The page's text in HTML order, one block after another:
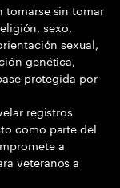
tomarse sin tomar
sexo,
sexual,
genética,
protegida por
registros
como parte del
a
veteranos a